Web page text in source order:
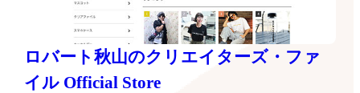
ロバート秋山のクリエイターズ・ファ
イル Official Store